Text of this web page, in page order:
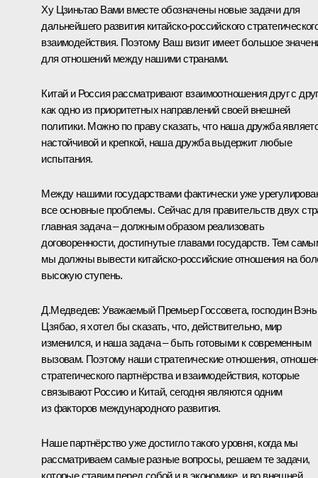
Ху Цзиньтао Вами вместе обозначены новые задачи для
дальнейшего развития китайско-российского
взаимодействия. Поэтому Ваш визит имеет большое
для отношений между нашими странами.
Китай и Россия рассматривают взаимоотношения друг с
как одно из приоритетных направлений своей внешней
политики. Можно по праву сказать, что наша дружба
настойчивой и крепкой, наша дружба выдержит любые
испытания.
Между нашими государствами фактически уже
все основные проблемы. Сейчас для правительств двух
главная задача – должным образом реализовать
договоренности, достигнутые главами государств. Тем
мы должны вывести китайско-российские отношения на
высокую ступень.
Д.Медведев: Уважаемый Премьер Госсовета, господин Вэнь
Цзябао, я хотел бы сказать, что, действительно, мир
изменился, и наша задача – быть готовыми к современным
вызовам. Поэтому наши стратегические отношения,
стратегического партнёрства и взаимодействия, которые
связывают Россию и Китай, сегодня являются одним
из факторов международного развития.
Наше партнёрство уже достигло такого уровня, когда мы
рассматриваем самые разные вопросы, решаем те задачи,
которые ставим перед собой и в экономике, и во внешней